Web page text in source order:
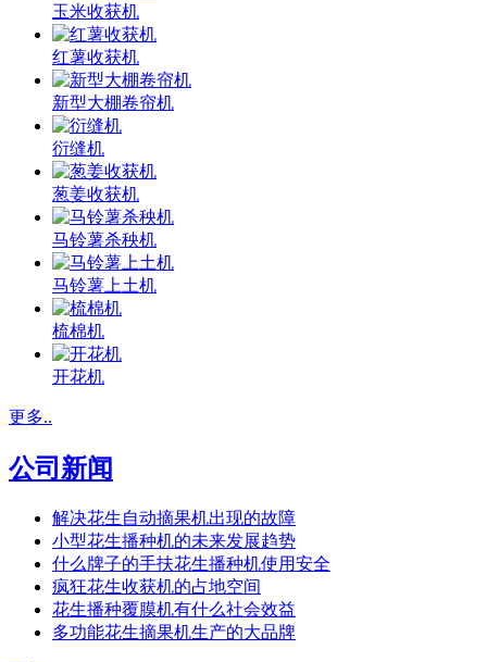
玉米收获机
红薯收获机
新型大棚卷帘机
衍缝机
葱姜收获机
马铃薯杀秧机
马铃薯上土机
梳棉机
开花机
更多..
公司新闻
解决花生自动摘果机出现的故障
小型花生播种机的未来发展趋势
什么牌子的手扶花生播种机使用安全
疯狂花生收获机的占地空间
花生播种覆膜机有什么社会效益
多功能花生摘果机生产的大品牌